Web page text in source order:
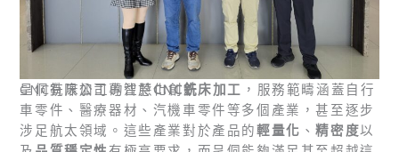
CNC銑床加工的智慧化創新
呈侗有限公司專注於CNC銑床加工 ，服務範疇涵蓋自行
車零件、醫療器材、汽機車零件等多個產業，甚至逐步
涉足航太領域。這些產業對於產品的輕量化 、精密度以